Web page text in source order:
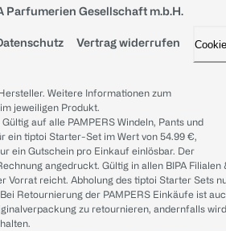
Parfumerien Gesellschaft m.b.H.
Vertrag widerrufen
Weitere Informationen zum
jeweiligen Produkt.
auf alle PAMPERS Windeln, Pants und
ein tiptoi Starter-Set im Wert von 54.99 €,
ein Gutschein pro Einkauf einlösbar. Der
angedruckt. Gültig in allen BIPA Filialen
Vorrat reicht. Abholung des tiptoi Starter Sets
Retournierung der PAMPERS Einkäufe ist
zu retournieren, andernfalls wird